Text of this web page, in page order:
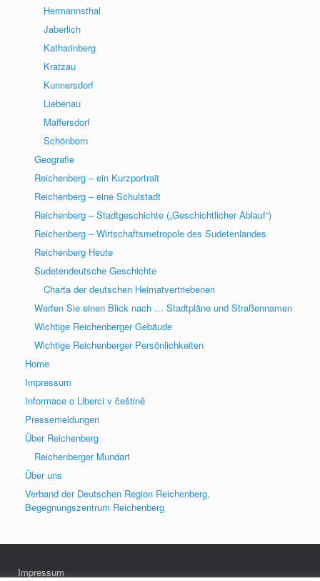
Hermannsthal
Jaberlich
Katharinberg
Kratzau
Kunnersdorf
Liebenau
Maffersdorf
Schönborn
Geografie
Reichenberg – ein Kurzportrait
Reichenberg – eine Schulstadt
Reichenberg – Stadtgeschichte („Geschichtlicher Ablauf“)
Reichenberg – Wirtschaftsmetropole des Sudetenlandes
Reichenberg Heute
Sudetendeutsche Geschichte
Charta der deutschen Heimatvertriebenen
Werfen Sie einen Blick nach … Stadtpläne und Straßennamen
Wichtige Reichenberger Gebäude
Wichtige Reichenberger Persönlichkeiten
Home
Impressum
Informace o Liberci v češtině
Pressemeldungen
Über Reichenberg
Reichenberger Mundart
Über uns
Verband der Deutschen Region Reichenberg,
Begegnungszentrum Reichenberg
Impressum